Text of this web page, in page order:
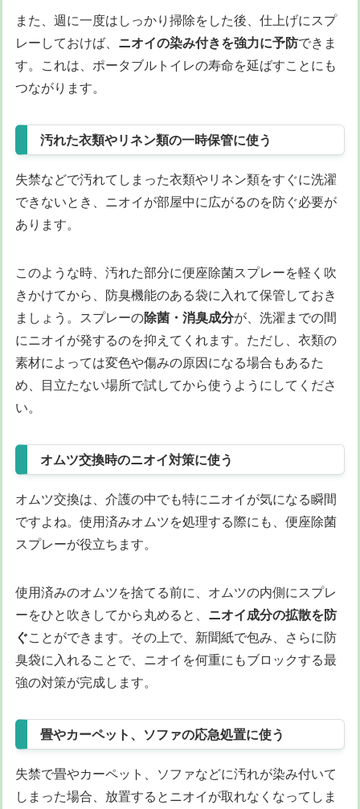
また、週に一度はしっかり掃除をした後、仕上げにスプ
レーしておけば、 ニオイの染み付きを強力に予防できま
す。これは、ポータブルトイレの寿命を延ばすことにも
つながります。
汚れた衣類やリネン類の一時保管に使う
失禁などで汚れてしまった衣類やリネン類をすぐに洗濯
できないとき、ニオイが部屋中に広がるのを防ぐ必要が
あります。
このような時、汚れた部分に便座除菌スプレーを軽く吹
きかけてから、防臭機能のある袋に入れて保管しておき
ましょう。スプレーの除菌・消臭成分が、洗濯までの間
にニオイが発するのを抑えてくれます。ただし、衣類の
素材によっては変色や傷みの原因になる場合もあるた
め、目立たない場所で試してから使うようにしてくださ
い。
オムツ交換時のニオイ対策に使う
オムツ交換は、介護の中でも特にニオイが気になる瞬間
ですよね。使用済みオムツを処理する際にも、便座除菌
スプレーが役立ちます。
使用済みのオムツを捨てる前に、オムツの内側にスプレ
ーをひと吹きしてから丸めると、 ニオイ成分の拡散を防
ぐことができます。その上で、新聞紙で包み、さらに防
臭袋に入れることで、ニオイを何重にもブロックする最
強の対策が完成します。
畳やカーペット、ソファの応急処置に使う
失禁で畳やカーペット、ソファなどに汚れが染み付いて
しまった場合、放置するとニオイが取れなくなってしま